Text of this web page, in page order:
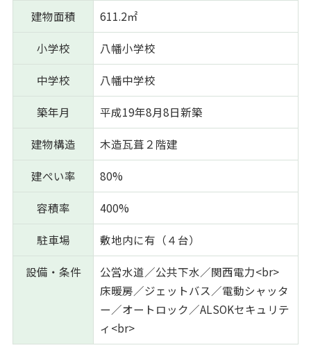
建物面積 611.2㎡
小学校 八幡小学校
中学校 八幡中学校
築年月 平成19年8月8日新築
建物構造 木造瓦葺２階建
建ぺい率 80%
容積率 400%
駐車場 敷地内に有（４台）
設備・条件
公営水道／公共下水／関西電力<br>
床暖房／ジェットバス／電動シャッタ
ー／オートロック／ALSOKセキュリテ
ィ<br>